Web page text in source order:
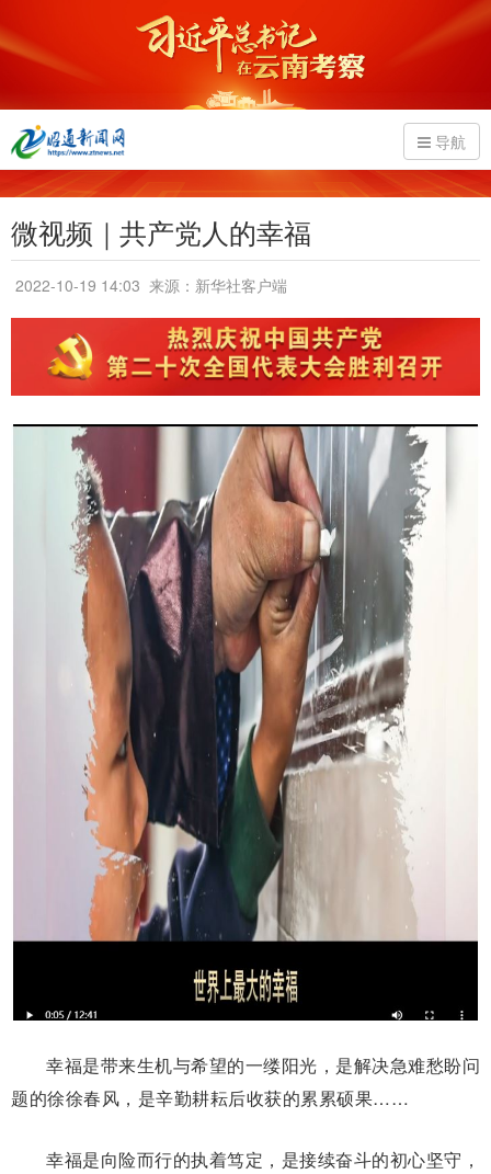
导航
微视频｜共产党人的幸福
2022-10-19 14:03 来源：新华社客户端
幸福是带来生机与希望的一缕阳光，是解决急难愁盼问
题的徐徐春风，是辛勤耕耘后收获的累累硕果……
幸福是向险而行的执着笃定，是接续奋斗的初心坚守，